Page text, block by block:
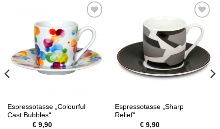
Auf die
Wunschliste
Espressotasse „Colourful
Cast Bubbles“
€9,90
Auf die
Wunschliste
Espressotasse „Sharp
Relief“
€9,90